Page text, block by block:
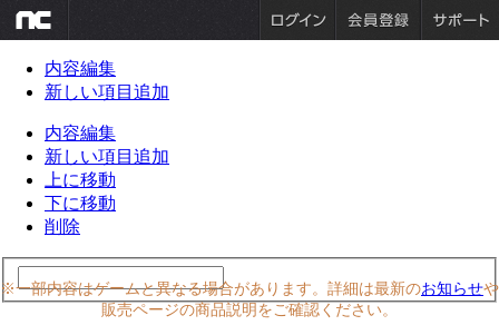
内容編集
新しい項目追加
内容編集
新しい項目追加
上に移動
下に移動
削除
※一部内容はゲームと異なる場合があります。詳細は最新のお知らせや
販売ページの商品説明をご確認ください。